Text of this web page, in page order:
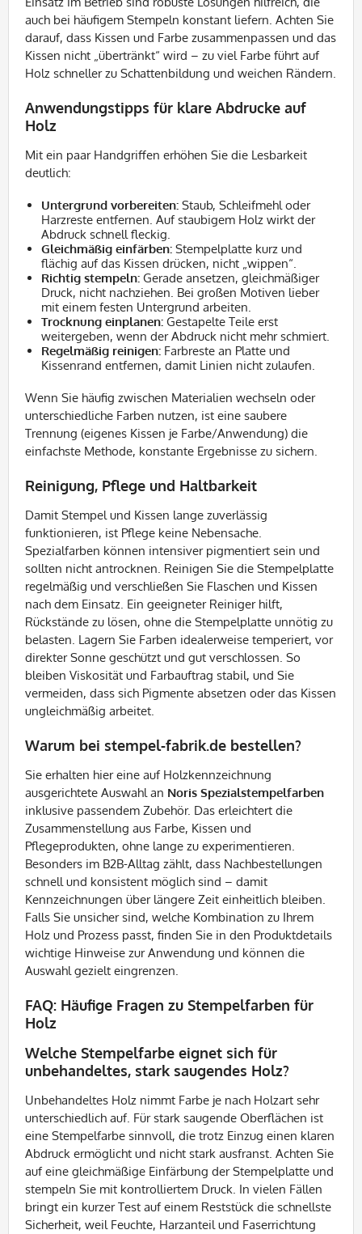
auch bei häufigem Stempeln konstant liefern. Achten Sie
darauf, dass Kissen und Farbe zusammenpassen und das
Kissen nicht „übertränkt“ wird – zu viel Farbe führt auf
Holz schneller zu Schattenbildung und weichen Rändern.
Anwendungstipps für klare Abdrucke auf
Holz
Mit ein paar Handgriffen erhöhen Sie die Lesbarkeit
deutlich:
Untergrund vorbereiten: Staub, Schleifmehl oder
Harzreste entfernen. Auf staubigem Holz wirkt der
Abdruck schnell fleckig.
Gleichmäßig einfärben: Stempelplatte kurz und
flächig auf das Kissen drücken, nicht „wippen“.
Richtig stempeln: Gerade ansetzen, gleichmäßiger
Druck, nicht nachziehen. Bei großen Motiven lieber
mit einem festen Untergrund arbeiten.
Trocknung einplanen: Gestapelte Teile erst
weitergeben, wenn der Abdruck nicht mehr schmiert.
Regelmäßig reinigen: Farbreste an Platte und
Kissenrand entfernen, damit Linien nicht zulaufen.
Wenn Sie häufig zwischen Materialien wechseln oder
unterschiedliche Farben nutzen, ist eine saubere
Trennung (eigenes Kissen je Farbe/Anwendung) die
einfachste Methode, konstante Ergebnisse zu sichern.
Reinigung, Pflege und Haltbarkeit
Damit Stempel und Kissen lange zuverlässig
funktionieren, ist Pflege keine Nebensache.
Spezialfarben können intensiver pigmentiert sein und
sollten nicht antrocknen. Reinigen Sie die Stempelplatte
regelmäßig und verschließen Sie Flaschen und Kissen
nach dem Einsatz. Ein geeigneter Reiniger hilft,
Rückstände zu lösen, ohne die Stempelplatte unnötig zu
belasten. Lagern Sie Farben idealerweise temperiert, vor
direkter Sonne geschützt und gut verschlossen. So
bleiben Viskosität und Farbauftrag stabil, und Sie
vermeiden, dass sich Pigmente absetzen oder das Kissen
ungleichmäßig arbeitet.
Warum bei stempel-fabrik.de bestellen?
Sie erhalten hier eine auf Holzkennzeichnung
ausgerichtete Auswahl an Noris Spezialstempelfarben
inklusive passendem Zubehör. Das erleichtert die
Zusammenstellung aus Farbe, Kissen und
Pflegeprodukten, ohne lange zu experimentieren.
Besonders im B2B-Alltag zählt, dass Nachbestellungen
schnell und konsistent möglich sind – damit
Kennzeichnungen über längere Zeit einheitlich bleiben.
Falls Sie unsicher sind, welche Kombination zu Ihrem
Holz und Prozess passt, finden Sie in den Produktdetails
wichtige Hinweise zur Anwendung und können die
Auswahl gezielt eingrenzen.
FAQ: Häufige Fragen zu Stempelfarben für
Holz
Welche Stempelfarbe eignet sich für
unbehandeltes, stark saugendes Holz?
Unbehandeltes Holz nimmt Farbe je nach Holzart sehr
unterschiedlich auf. Für stark saugende Oberflächen ist
eine Stempelfarbe sinnvoll, die trotz Einzug einen klaren
Abdruck ermöglicht und nicht stark ausfranst. Achten Sie
auf eine gleichmäßige Einfärbung der Stempelplatte und
stempeln Sie mit kontrolliertem Druck. In vielen Fällen
bringt ein kurzer Test auf einem Reststück die schnellste
Sicherheit, weil Feuchte, Harzanteil und Faserrichtung